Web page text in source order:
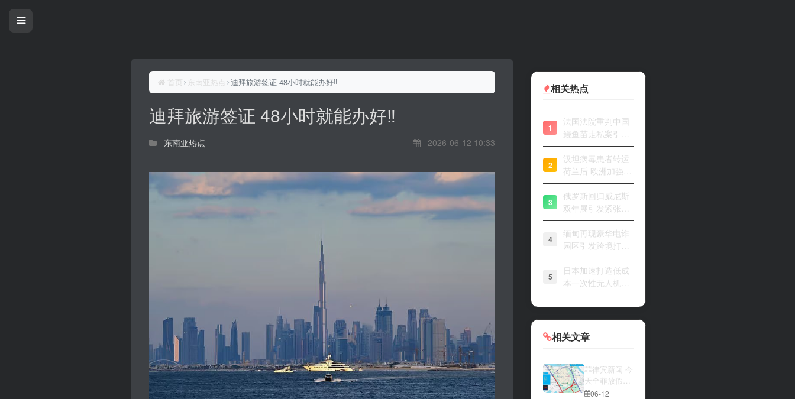
首页 东南亚热点 迪拜旅游签证 48小时就能办好‼️
迪拜旅游签证 48小时就能办好‼️
东南亚热点 2026-06-12 10:33
相关热点
1
法国法院重判中国
鳗鱼苗走私案引关
注
2
汉坦病毒患者转运
荷兰后 欧洲加强风
险评估
3
俄罗斯回归威尼斯
双年展引发紧张开
幕
4
缅甸再现豪华电诈
园区引发跨境打击
关注
5
日本加速打造低成
本一次性无人机战
相关文章
菲律宾新闻 今
天全菲放假‼️
马尼拉多地封
06-12